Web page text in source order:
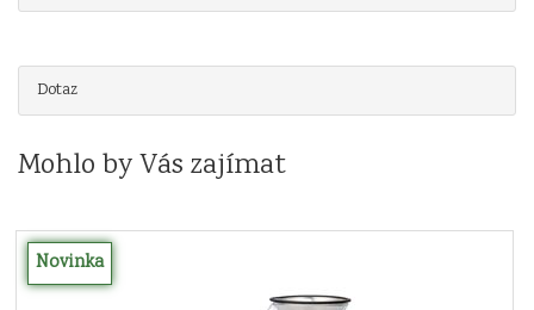
Dotaz
Mohlo by Vás zajímat
Novinka